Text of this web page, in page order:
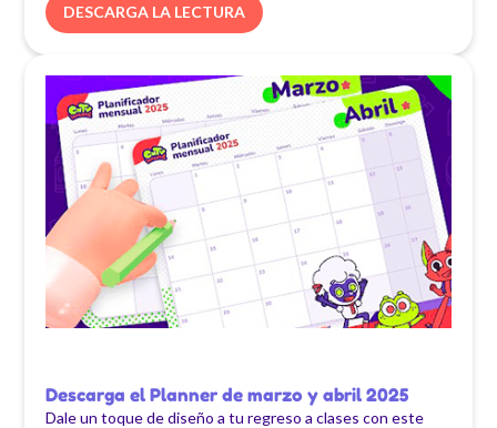
DESCARGA LA LECTURA
Descarga el Planner de marzo y abril 2025
Dale un toque de diseño a tu regreso a clases con este